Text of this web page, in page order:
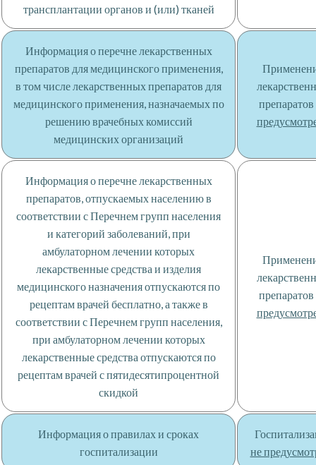
трансплантации органов и (или) тканей
Информация о перечне лекарственных
препаратов для медицинского применения,
в том числе лекарственных препаратов для
медицинского применения, назначаемых по
решению врачебных комиссий
медицинских организаций
препаратов
Информация о перечне лекарственных
препаратов, отпускаемых населению в
соответствии с Перечнем групп населения
и категорий заболеваний, при
амбулаторном лечении которых
лекарственные средства и изделия
медицинского назначения отпускаются по
рецептам врачей бесплатно, а также в
соответствии с Перечнем групп населения,
при амбулаторном лечении которых
лекарственные средства отпускаются по
рецептам врачей с пятидесятипроцентной
скидкой
препаратов
Информация о правилах и сроках
госпитализации
не